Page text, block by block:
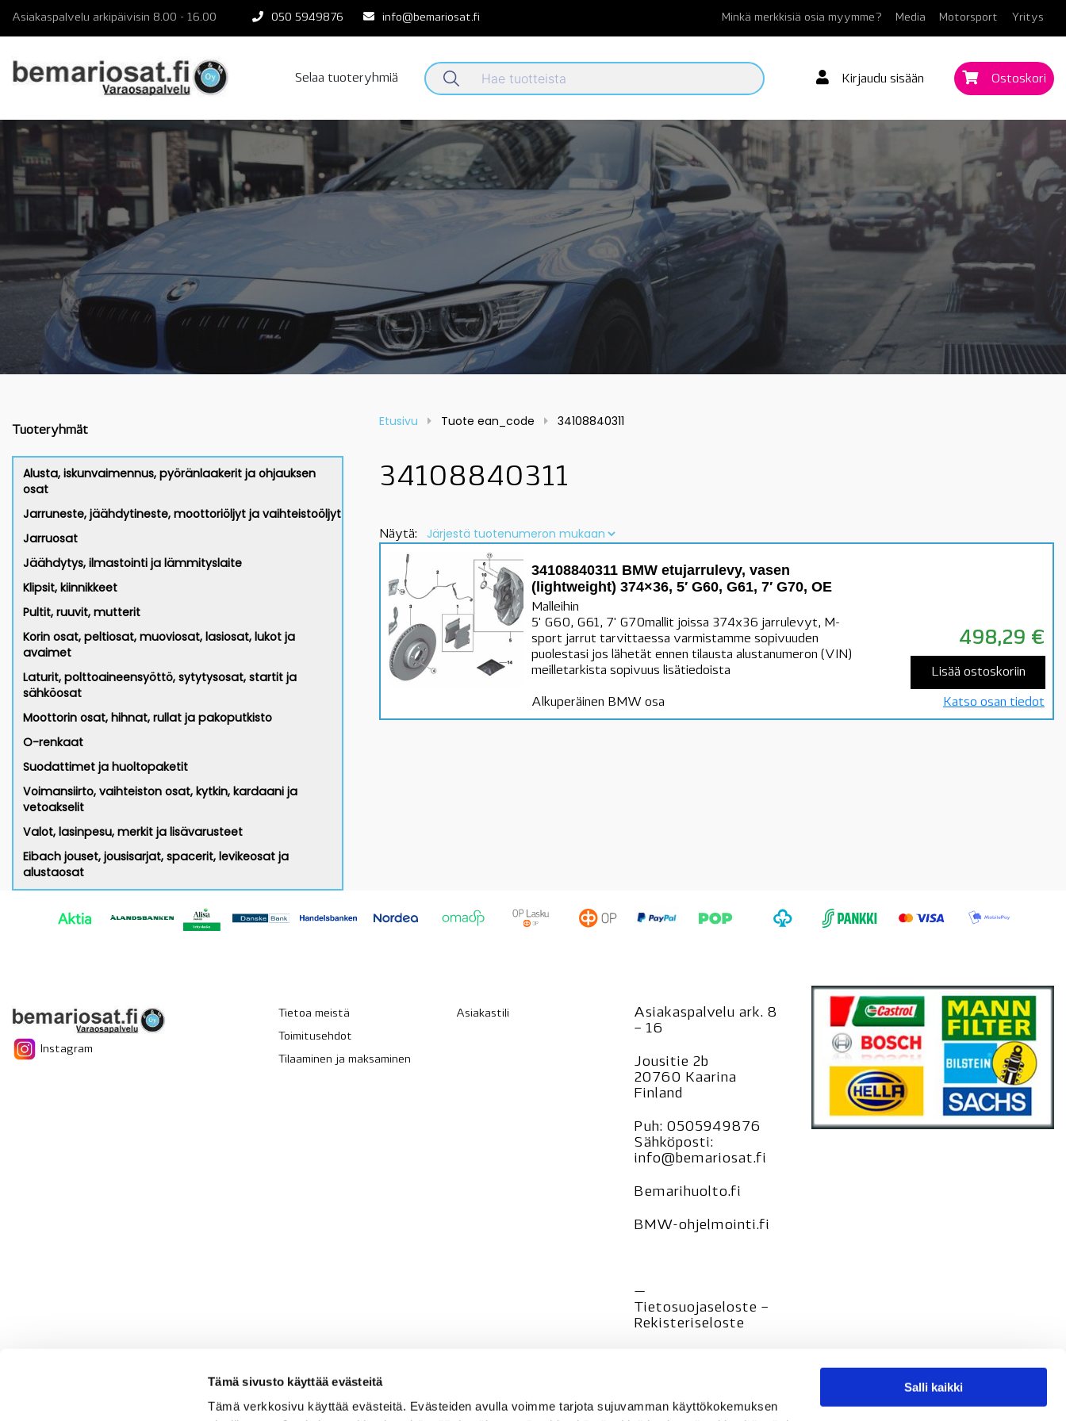
Tämä sivusto käyttää evästeitä
Tämä verkkosivu käyttää evästeitä. Evästeiden avulla voimme tarjota sujuvamman käyttökokemuksen
Salli kaikki
content
Asiakaspalvelu arkipäivisin 8.00 - 16.00 050 5949876 info@bemariosat.fi Minkä merkkisiä osia myymme? Media Motorsport Yritys
Selaa tuoteryhmiä Kirjaudu sisään Ostoskori
Tuoteryhmät
Alusta, iskunvaimennus, pyöränlaakerit ja ohjauksen
osat
Jarruneste, jäähdytineste, moottoriöljyt ja vaihteistoöljyt
Jarruosat
Jäähdytys, ilmastointi ja lämmityslaite
Klipsit, kiinnikkeet
Pultit, ruuvit, mutterit
Korin osat, peltiosat, muoviosat, lasiosat, lukot ja
avaimet
Laturit, polttoaineensyöttö, sytytysosat, startit ja
sähköosat
Moottorin osat, hihnat, rullat ja pakoputkisto
O-renkaat
Suodattimet ja huoltopaketit
Voimansiirto, vaihteiston osat, kytkin, kardaani ja
vetoakselit
Valot, lasinpesu, merkit ja lisävarusteet
Eibach jouset, jousisarjat, spacerit, levikeosat ja
alustaosat
Etusivu Tuote ean_code 34108840311
34108840311
Näytä:
34108840311 BMW etujarrulevy, vasen
(lightweight) 374×36, 5′ G60, G61, 7′ G70, OE
Malleihin
5' G60, G61, 7' G70mallit joissa 374x36 jarrulevyt, M-
sport jarrut tarvittaessa varmistamme sopivuuden
puolestasi jos lähetät ennen tilausta alustanumeron (VIN)
meilletarkista sopivuus lisätiedoista
Alkuperäinen BMW osa
498,29 €
Lisää ostoskoriin
Katso osan tiedot
Instagram
Tietoa meistä
Toimitusehdot
Tilaaminen ja maksaminen
Asiakastili
Asiakaspalvelu ark. 8
– 16
Jousitie 2b
20760 Kaarina
Finland
Puh: 0505949876
Sähköposti:
info@bemariosat.fi
Bemarihuolto.fi
BMW-ohjelmointi.fi
—
Tietosuojaseloste –
Rekisteriseloste